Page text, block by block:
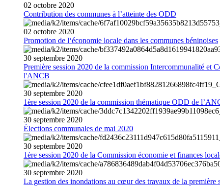
02 octobre 2020
Contribution des communes à l’atteinte des ODD
02 octobre 2020
Promotion de l‘économie locale dans les communes béninoises
30 septembre 2020
Première session 2020 de la commission Intercommunalité et
l'ANCB
30 septembre 2020
1ère session 2020 de la commission thématique ODD de
30 septembre 2020
Élections communales de mai 2020
30 septembre 2020
1ère session 2020 de la Commission économie et finances
30 septembre 2020
La gestion des inondations au cœur des travaux de la première